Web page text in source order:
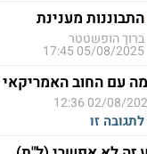
התבוננות מענינת
ברוך הופשטטר
05/08/2025 17:45
עם החוב האמריקאי
02/08/2025
זו